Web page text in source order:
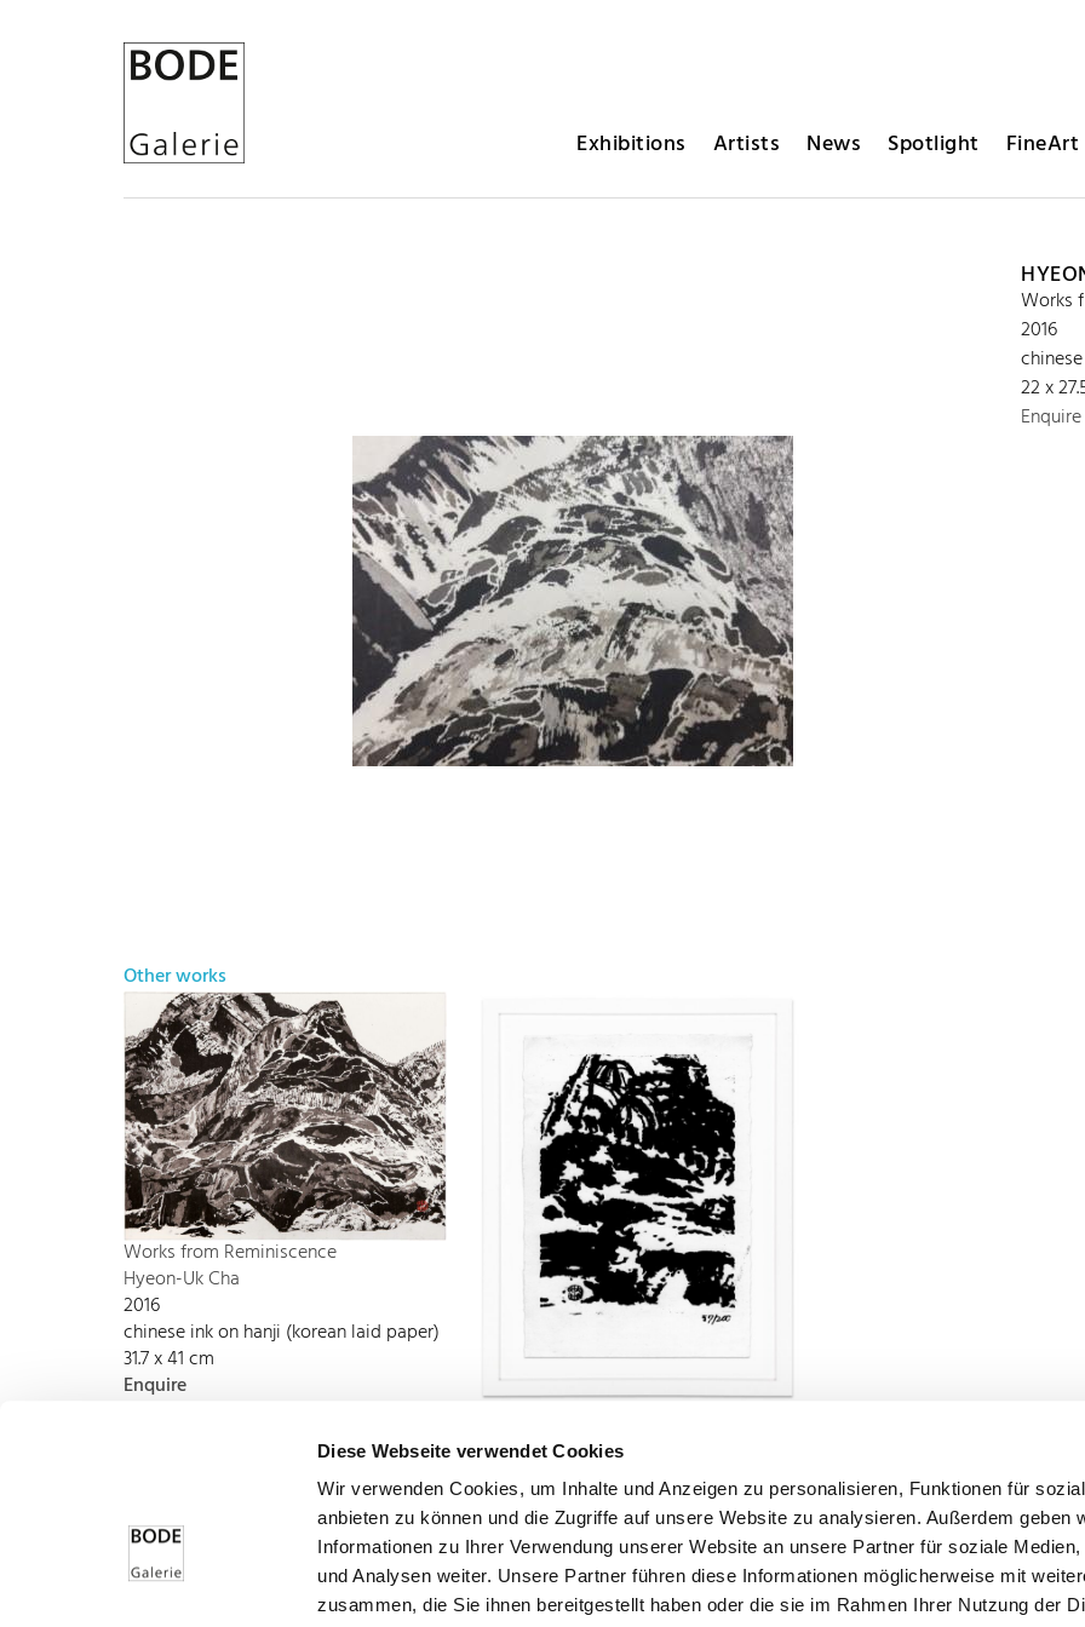
Diese Webseite verwendet Cookies
Wir verwenden Cookies, um Inhalte und Anzeigen zu personalisieren, Funktionen für
anbieten zu können und die Zugriffe auf unsere Website zu analysieren. Außerdem geben
Informationen zu Ihrer Verwendung unserer Website an unsere Partner für soziale Medien,
und Analysen weiter. Unsere Partner führen diese Informationen möglicherweise mit
zusammen, die Sie ihnen bereitgestellt haben oder die sie im Rahmen Ihrer Nutzung der
Exhibitions Artists News Spotlight FineArt
Works
2016
22 x
Enquire
Other works
Works from Reminiscence
Hyeon-Uk Cha
2016
chinese ink on hanji (korean laid paper)
31.7 x 41 cm
Enquire
Hyeon-Uk Cha
woodcut on hanji (korean laid paper)
framed 42,3 x 32,3 cm
Enquire